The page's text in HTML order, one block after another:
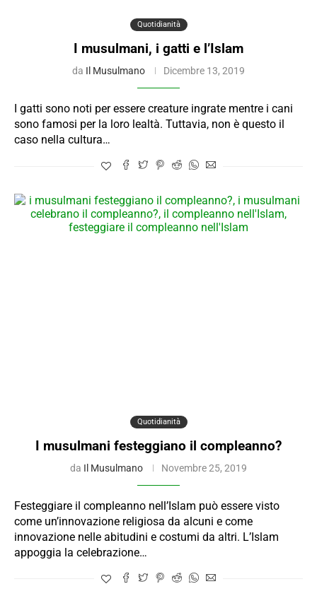
Quotidianità
I musulmani, i gatti e l’Islam
da Il Musulmano Dicembre 13, 2019
I gatti sono noti per essere creature ingrate mentre i cani
sono famosi per la loro lealtà. Tuttavia, non è questo il
caso nella cultura…
Quotidianità
I musulmani festeggiano il compleanno?
da Il Musulmano Novembre 25, 2019
Festeggiare il compleanno nell’Islam può essere visto
come un’innovazione religiosa da alcuni e come
innovazione nelle abitudini e costumi da altri. L’Islam
appoggia la celebrazione…